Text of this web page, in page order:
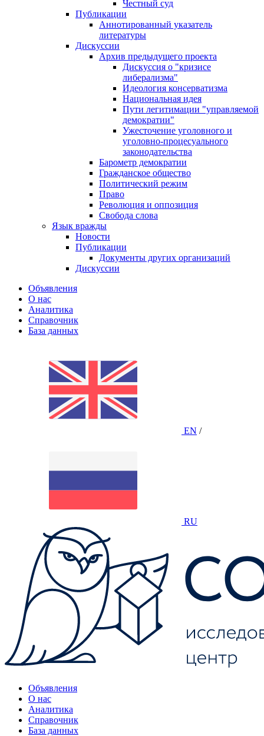
Честный суд
Публикации
Аннотированный указатель
литературы
Дискуссии
Архив предыдущего проекта
Дискуссия о "кризисе
либерализма"
Идеология консерватизма
Национальная идея
Пути легитимации "управляемой
демократии"
Ужесточение уголовного и
уголовно-процесуального
законодательства
Барометр демократии
Гражданское общество
Политический режим
Право
Революция и оппозиция
Свобода слова
Язык вражды
Новости
Публикации
Документы других организаций
Дискуссии
Объявления
О нас
Аналитика
Справочник
База данных
EN /
RU
Объявления
О нас
Аналитика
Справочник
База данных